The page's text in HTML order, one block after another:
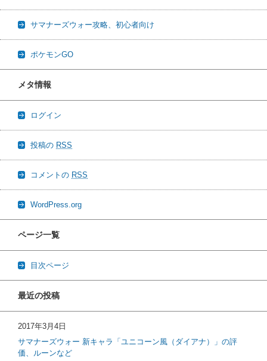
サマナーズウォー攻略、初心者向け
ポケモンGO
メタ情報
ログイン
投稿の RSS
コメントの RSS
WordPress.org
ページ一覧
目次ページ
最近の投稿
2017年3月4日
サマナーズウォー 新キャラ「ユニコーン風（ダイアナ）」の評
価、ルーンなど